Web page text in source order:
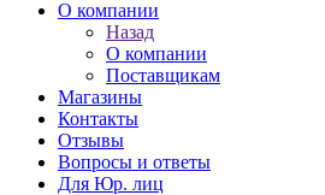
О компании
Назад
О компании
Поставщикам
Магазины
Контакты
Отзывы
Вопросы и ответы
Для Юр. лиц